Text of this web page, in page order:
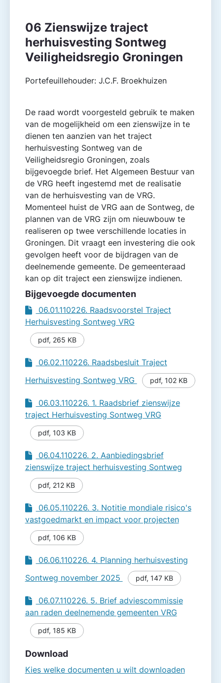
06 Zienswijze traject
herhuisvesting Sontweg
Veiligheidsregio Groningen
Portefeuillehouder: J.C.F. Broekhuizen
De raad wordt voorgesteld gebruik te maken
van de mogelijkheid om een zienswijze in te
dienen ten aanzien van het traject
herhuisvesting Sontweg van de
Veiligheidsregio Groningen, zoals
bijgevoegde brief. Het Algemeen Bestuur van
de VRG heeft ingestemd met de realisatie
van de herhuisvesting van de VRG.
Momenteel huist de VRG aan de Sontweg, de
plannen van de VRG zijn om nieuwbouw te
realiseren op twee verschillende locaties in
Groningen. Dit vraagt een investering die ook
gevolgen heeft voor de bijdragen van de
deelnemende gemeente. De gemeente­raad
kan op dit traject een zienswijze indienen.
Bijgevoegde documenten
06.01.110226. Raadsvoorstel Traject
Herhuisvesting Sontweg VRG
pdf, 265 KB
06.02.110226. Raadsbesluit Traject
Herhuisvesting Sontweg VRG
pdf, 102 KB
06.03.110226. 1. Raadsbrief zienswijze
traject Herhuisvesting Sontweg VRG
pdf, 103 KB
06.04.110226. 2. Aanbiedingsbrief
zienswijze traject herhuisvesting Sontweg
pdf, 212 KB
06.05.110226. 3. Notitie mondiale risico's
vastgoedmarkt en impact voor projecten
pdf, 106 KB
06.06.110226. 4. Planning herhuisvesting
Sontweg november 2025
pdf, 147 KB
06.07.110226. 5. Brief adviescommissie
aan raden deelnemende gemeenten VRG
pdf, 185 KB
Download
Kies welke documenten u wilt downloaden